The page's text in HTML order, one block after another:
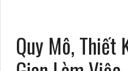
Quy Mô, Thiết